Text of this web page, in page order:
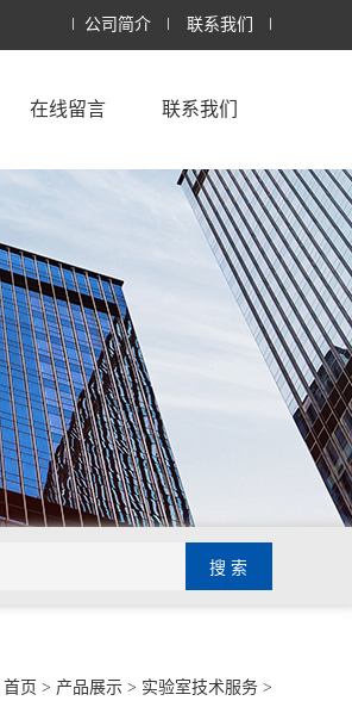
公司简介 联系我们
在线留言 联系我们
首页 > 产品展示> 实验室技术服务>